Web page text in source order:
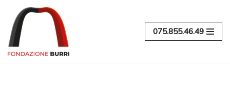
Vai
al
contenuto
075.855.46.49